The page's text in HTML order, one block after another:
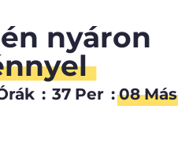
nyáron
: 37 Per : 07 Más